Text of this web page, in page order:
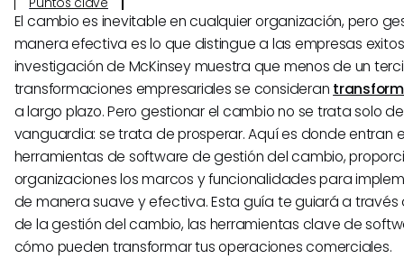
Puntos clave
El cambio es inevitable en cualquier organización, pero
manera efectiva es lo que distingue a las empresas
investigación de McKinsey muestra que menos de un
transformaciones empresariales se consideran
a largo plazo. Pero gestionar el cambio no se trata solo
vanguardia: se trata de prosperar. Aquí es donde entran
herramientas de software de gestión del cambio,
organizaciones los marcos y funcionalidades para
de manera suave y efectiva. Esta guía te guiará a
de la gestión del cambio, las herramientas clave de
cómo pueden transformar tus operaciones comerciales.